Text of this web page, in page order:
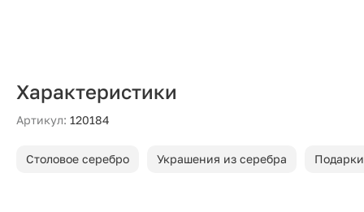
Характеристики
Артикул: 120184
Столовое серебро Украшения из серебра